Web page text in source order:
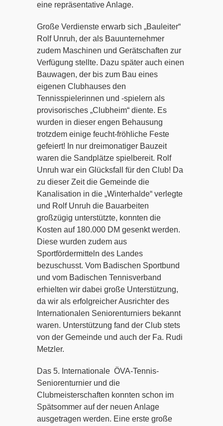
eine repräsentative Anlage.
Große Verdienste erwarb sich „Bauleiter“
Rolf Unruh, der als Bauunternehmer
zudem Maschinen und Gerätschaften zur
Verfügung stellte. Dazu später auch einen
Bauwagen, der bis zum Bau eines
eigenen Clubhauses den
Tennisspielerinnen und -spielern als
provisorisches „Clubheim“ diente. Es
wurden in dieser engen Behausung
trotzdem einige feucht-fröhliche Feste
gefeiert! In nur dreimonatiger Bauzeit
waren die Sandplätze spielbereit. Rolf
Unruh war ein Glücksfall für den Club! Da
zu dieser Zeit die Gemeinde die
Kanalisation in die „Winterhalde“ verlegte
und Rolf Unruh die Bauarbeiten
großzügig unterstützte, konnten die
Kosten auf 180.000 DM gesenkt werden.
Diese wurden zudem aus
Sportfördermitteln des Landes
bezuschusst. Vom Badischen Sportbund
und vom Badischen Tennisverband
erhielten wir dabei große Unterstützung,
da wir als erfolgreicher Ausrichter des
Internationalen Seniorenturniers bekannt
waren. Unterstützung fand der Club stets
von der Gemeinde und auch der Fa. Rudi
Metzler.
Das 5. Internationale ÖVA-Tennis-
Seniorenturnier und die
Clubmeisterschaften konnten schon im
Spätsommer auf der neuen Anlage
ausgetragen werden. Eine erste große